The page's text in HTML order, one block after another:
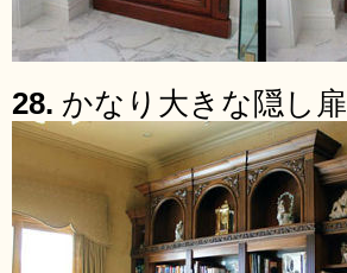
28. かなり大きな隠し扉